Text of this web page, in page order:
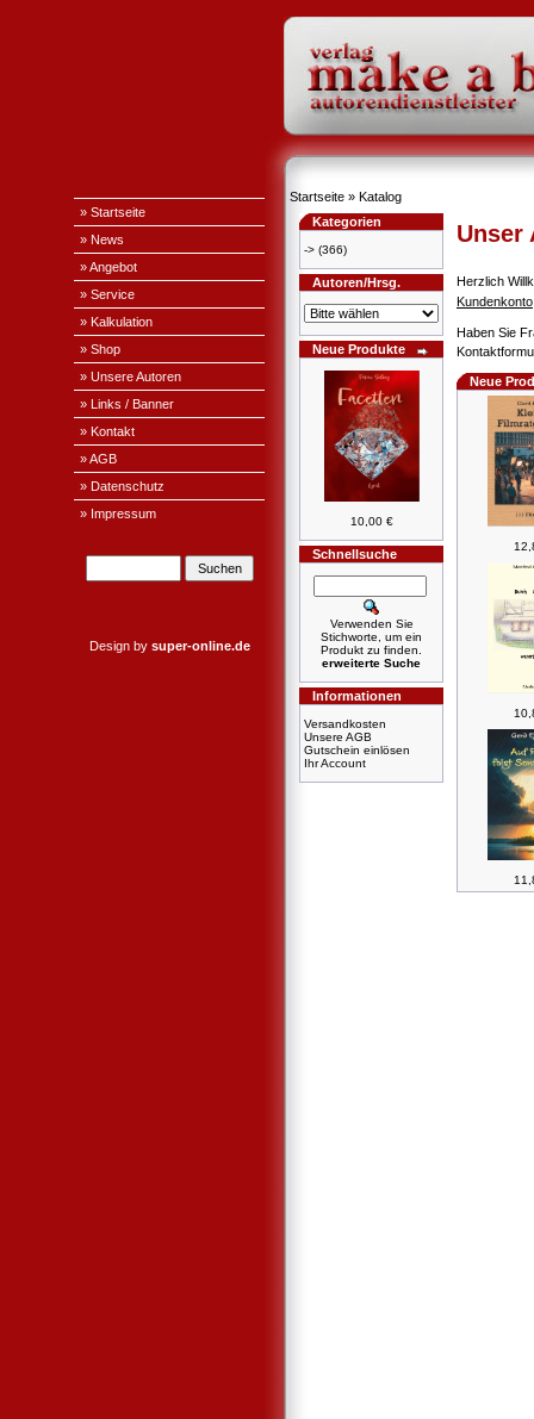
» Startseite
» News
» Angebot
» Service
» Kalkulation
» Shop
» Unsere Autoren
» Links / Banner
» Kontakt
» AGB
» Datenschutz
» Impressum
Design by super-online.de
Startseite » Katalog
Kategorien
-> (366)
Autoren/Hrsg.
Neue Produkte
10,00 €
Schnellsuche
Verwenden Sie
Stichworte, um ein
Produkt zu finden.
erweiterte Suche
Informationen
Versandkosten
Unsere AGB
Gutschein einlösen
Ihr Account
Unser
Herzlich
Kundenkonto
Haben Sie
Neue